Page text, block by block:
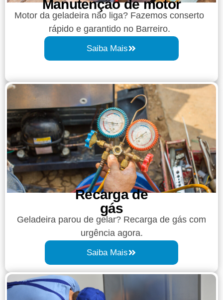
Manutenção de motor
Motor da geladeira não liga? Fazemos conserto
rápido e garantido no Barreiro.
Saiba Mais
Recarga de
gás
Geladeira parou de gelar? Recarga de gás com
urgência agora.
Saiba Mais